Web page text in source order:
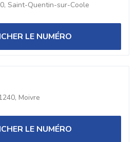
Saint-Quentin-sur-Coole
LE NUMÉRO
Moivre
LE NUMÉRO